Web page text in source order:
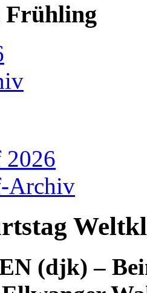
Frühling
Archiv
(djk) –